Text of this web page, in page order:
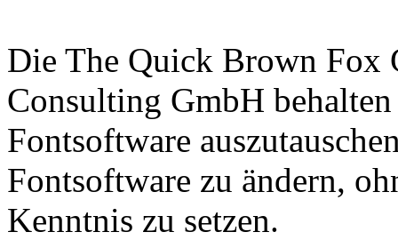
Die The Quick Brown Fox
Consulting GmbH
Fontsoftware
Fontsoftware zu ändern,
Kenntnis zu setzen.